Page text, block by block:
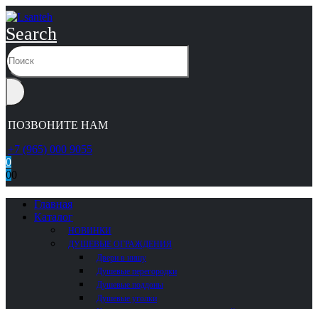
Search
ПОЗВОНИТЕ НАМ
+7 (965) 000 9055
0
00
Главная
Каталог
НОВИНКИ
ДУШЕВЫЕ ОГРАЖДЕНИЯ
Двери в нишу
Душевые перегородки
Душевые поддоны
Душевые уголки